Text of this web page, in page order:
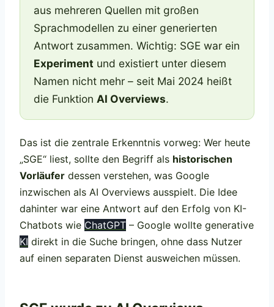
aus mehreren Quellen mit großen
Sprachmodellen zu einer generierten
Antwort zusammen. Wichtig: SGE war ein
Experiment und existiert unter diesem
Namen nicht mehr – seit Mai 2024 heißt
die Funktion AI Overviews.
Das ist die zentrale Erkenntnis vorweg: Wer heute
„SGE“ liest, sollte den Begriff als historischen
Vorläufer dessen verstehen, was Google
inzwischen als AI Overviews ausspielt. Die Idee
dahinter war eine Antwort auf den Erfolg von KI-
Chatbots wie ChatGPT – Google wollte generative
KI direkt in die Suche bringen, ohne dass Nutzer
auf einen separaten Dienst ausweichen müssen.